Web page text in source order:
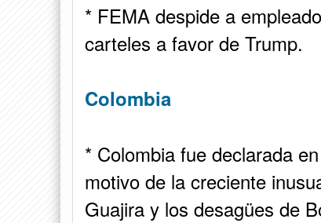
* FEMA despide a
carteles a favor de Trump.
Colombia
* Colombia fue declarada
motivo de la creciente
Guajira y los desagües de